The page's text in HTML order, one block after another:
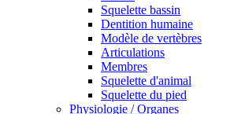
Squelette bassin
Dentition humaine
Modèle de vertèbres
Articulations
Membres
Squelette d'animal
Squelette du pied
Physiologie / Organes